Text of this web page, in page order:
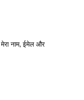
नाम, ईमेल और